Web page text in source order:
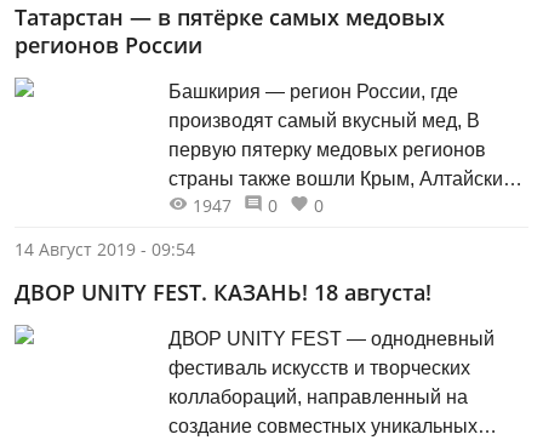
Татарстан — в пятёрке самых медовых
регионов России
Башкирия — регион России, где
производят самый вкусный мед, В
первую пятерку медовых регионов
страны также вошли Крым, Алтайский
край, Краснодарский край и Татарстан.
1947 0
0
14 Август 2019 - 09:54
ДВОР UNITY FEST. КАЗАНЬ! 18 августа!
ДВОР UNITY FEST — однодневный
фестиваль искусств и творческих
коллабораций, направленный на
создание совместных уникальных